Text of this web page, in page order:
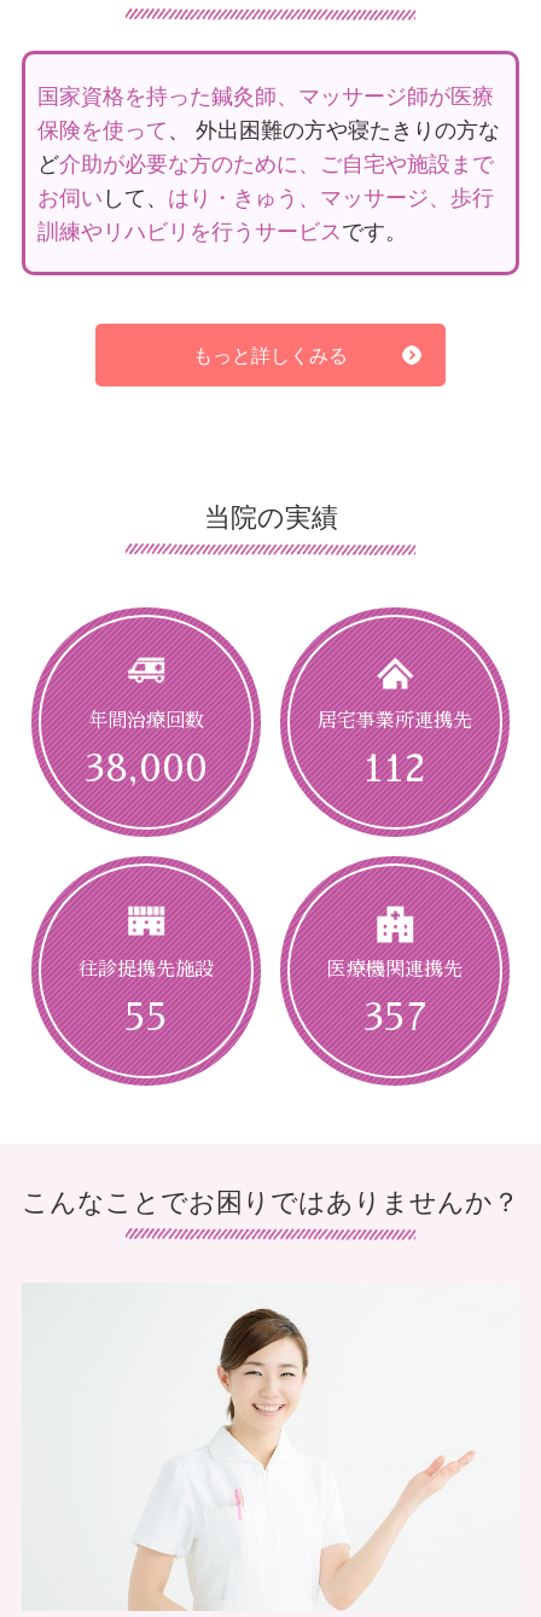
国家資格を持った鍼灸師、マッサージ師が医療
保険を使って、 外出困難の方や寝たきりの方な
ど介助が必要な方のために、ご自宅や施設まで
お伺い して、 はり・きゅう、マッサージ、歩行
訓練やリハビリを行うサービスです。
もっと詳しくみる
当院の実績
年間治療回数
38,000
居宅事業所連携先
112
往診提携先施設
55
医療機関連携先
357
こんなことでお困りではありませんか？
無料体験をオススメしています。
え血行を改善することで寝たきりや麻痺など、
身体の不具合を感じている方も少しずつ出来る
ことを増やしていくことができます。
手足のマヒ、寝たきり、認知症での歩行困難の
症状を和らげ、改善する事で施設スタッフ様の
ノウハウを元に治療から術後のリハビリまで幅
広い対応が可能です。
く受け続けることが可能です。
まずはお気軽にお問い合わせ下さい。
無料体験を確認する
診療メニュー・料金
症状別のお悩みについて
でお悩みの方
足の痛み
でお悩みの方